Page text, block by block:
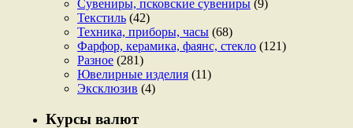
Сувениры, псковские сувениры (9)
Текстиль (42)
Техника, приборы, часы (68)
Фарфор, керамика, фаянс, стекло (121)
Разное (281)
Ювелирные изделия (11)
Эксклюзив (4)
Курсы валют